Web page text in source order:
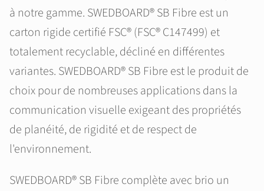
à notre gamme. SWEDBOARD® SB Fibre est un
carton rigide certifié FSC® (FSC® C147499) et
totalement recyclable, décliné en différentes
variantes. SWEDBOARD® SB Fibre est le produit de
choix pour de nombreuses applications dans la
communication visuelle exigeant des propriétés
de planéité, de rigidité et de respect de
l'environnement.
SWEDBOARD® SB Fibre complète avec brio un